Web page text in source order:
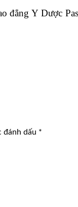
Y Dược
đánh dấu *